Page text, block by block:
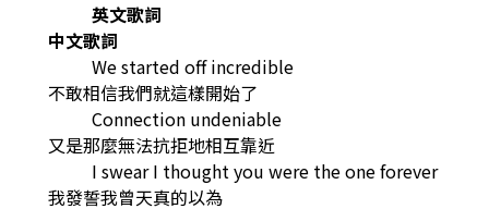
英文歌詞
中文歌詞
We started off incredible
不敢相信我們就這樣開始了
Connection undeniable
又是那麼無法抗拒地相互靠近
I swear I thought you were the one forever
我發誓我曾天真的以為